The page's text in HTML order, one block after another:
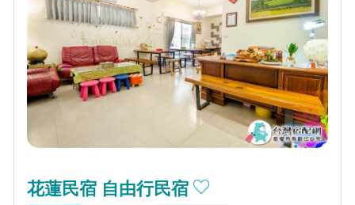
花蓮民宿 自由行民宿